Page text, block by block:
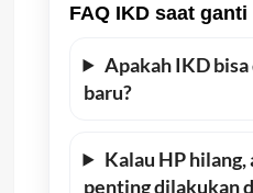
FAQ IKD saat
Apakah IKD
baru?
Kalau HP hilang,
penting dilakukan